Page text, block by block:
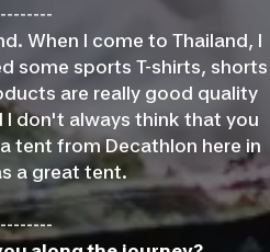
When I come to Thailand, I
some sports T-shirts, shorts
are really good quality
I don't always think that you
tent from Decathlon here in
a great tent.